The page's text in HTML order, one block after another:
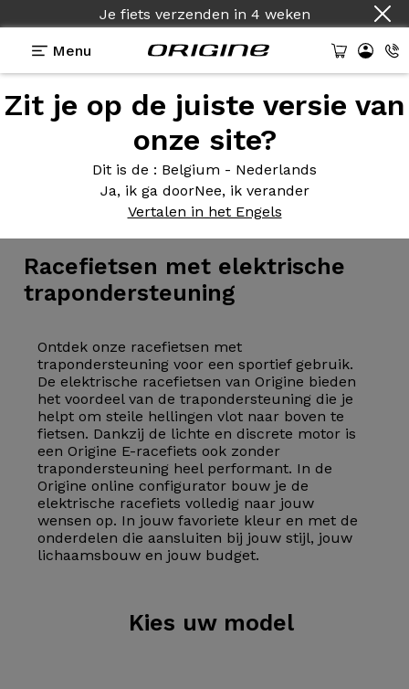
Je fiets verzenden in 4 weken
Menu
Zit je op de juiste versie van
onze site?
Dit is de : Belgium - Nederlands
Ja, ik ga doorNee, ik verander
Vertalen in het Engels
Elektrische fietsen > E-Road
Racefietsen met elektrische
trapondersteuning
Ontdek onze racefietsen met
trapondersteuning voor een sportief gebruik.
De elektrische racefietsen van Origine bieden
het voordeel van de trapondersteuning die je
helpt om steile hellingen vlot naar boven te
fietsen. Dankzij de lichte en discrete motor is
een Origine E-racefiets ook zonder
trapondersteuning heel performant. In de
Origine online configurator bouw je de
elektrische racefiets volledig naar jouw
wensen op. In jouw favoriete kleur en met de
onderdelen die aansluiten bij jouw stijl, jouw
lichaamsbouw en jouw budget.
Kies uw model